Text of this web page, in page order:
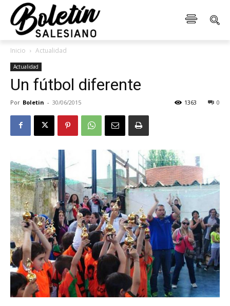
Inicio Actualidad
Actualidad
Un fútbol diferente
Por Boletin - 30/06/2015 0
1363